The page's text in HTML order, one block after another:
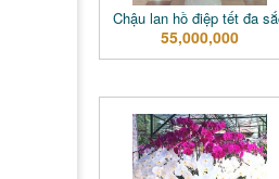
Chậu lan hồ điệp tết đa
55,000,000